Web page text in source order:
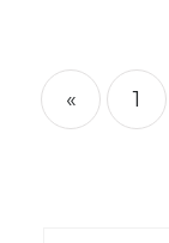
de
posts
« 1